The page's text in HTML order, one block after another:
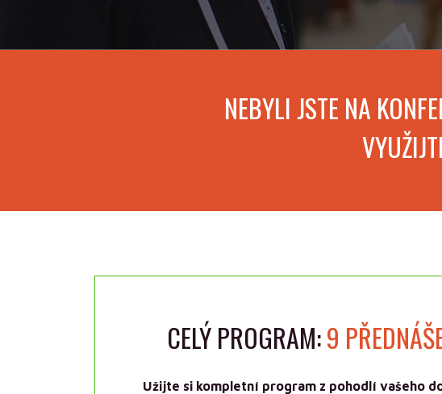
NEBYLI JSTE NA
CELÝ PROGRAM:9
Užijte si kompletní program z pohodlí vašeho